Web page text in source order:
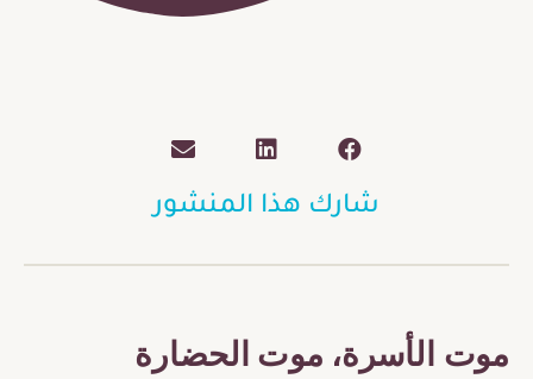
شارك هذا المنشور
موت الأسرة، موت الحضارة